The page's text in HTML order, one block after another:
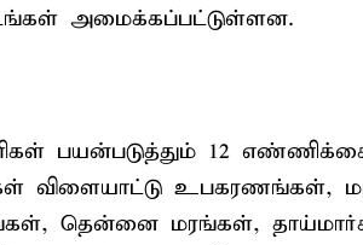
அமைக்கப்பட்டுள்ளன.
பயன்படுத்தும் 12
விளையாட்டு உபகரணங்கள்,
தென்னை மரங்கள்,